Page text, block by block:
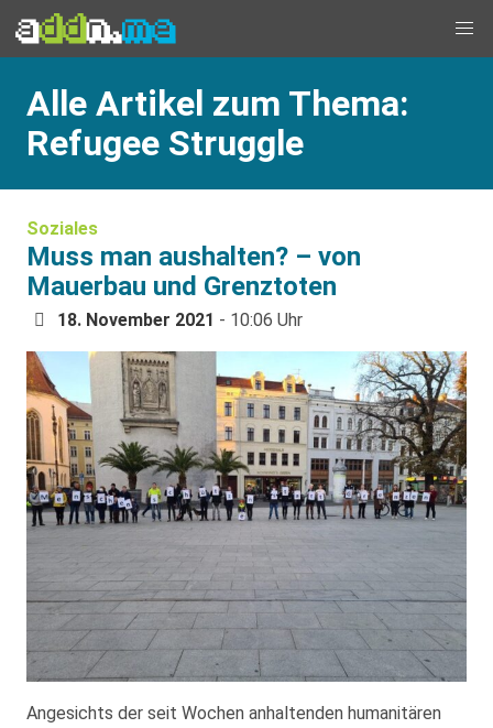
Alle Artikel zum Thema:
Refugee Struggle
Soziales
Muss man aushalten? – von
Mauerbau und Grenztoten
18. November 2021 - 10:06 Uhr
Angesichts der seit Wochen anhaltenden humanitären